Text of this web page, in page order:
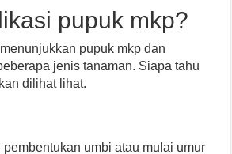
pupuk mkp?
pupuk mkp dan
jenis tanaman. Siapa tahu
dilihat lihat.
umbi atau mulai umur